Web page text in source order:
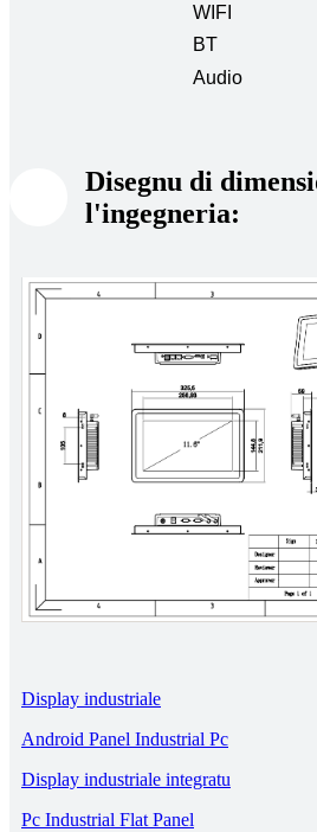
WIFI
BT
Audio
Disegnu di
l'ingegneria:
Display industriale
Android Panel Industrial Pc
Display industriale integratu
Pc Industrial Flat Panel